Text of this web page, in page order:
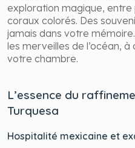
exploration magique,
coraux colorés. Des
jamais dans votre
les merveilles de l’océan,
votre chambre.
L’essence du
Turquesa
Hospitalité mexicaine et